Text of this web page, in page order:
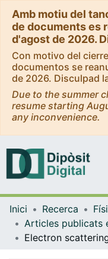
Amb motiu del
de documents es
d'agost de 2026.
Con motivo del
documentos se
de 2026. Disculpad
Due to the summer
resume starting
any inconvenience.
Inici Recerca